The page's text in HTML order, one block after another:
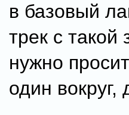
в базовый
трек с такой
нужно
один